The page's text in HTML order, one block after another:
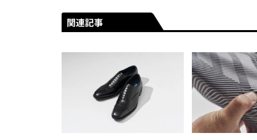
関連記事